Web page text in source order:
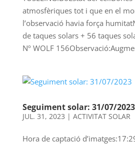
atmosfèriques tot i que en el
l’observació havia força
de taques solars + 56 taques
Nº WOLF
Seguiment solar: 31/07/2023
JUL. 31, 2023 | ACTIVITAT SOLAR
Hora de captació